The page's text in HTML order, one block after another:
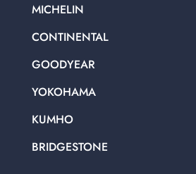
MICHELIN
CONTINENTAL
GOODYEAR
YOKOHAMA
KUMHO
BRIDGESTONE